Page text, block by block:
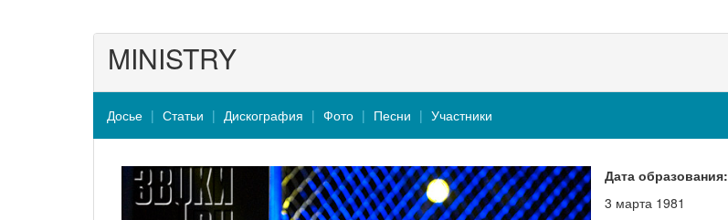
MINISTRY
Досье Статьи Дискография Фото Песни Участники
Дата образования:
3 марта 1981